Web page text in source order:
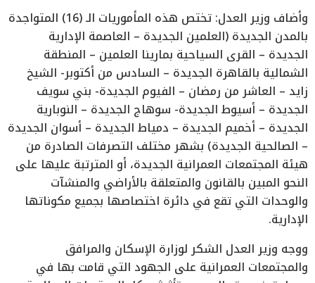
وأضاف وزير العدل: تختص هذه المأموريات الـ (16) المتواجدة
بالمدن الجديدة (العلمين الجديدة – العاصمة الإدارية
الجديدة – القرى السياحية بمارينا العلمين – المنطقة
الشمالية بالقاهرة الجديدة – السادس من أكتوبر- الشيخ
زايد – العاشر من رمضان – الفيوم الجديدة- بني سويف
الجديدة – أسيوط الجديدة- سوهاج الجديدة – النوبارية
الجديدة – أخميم الجديدة – دمياط الجديدة – أسوان الجديدة
– الصالحية الجديدة) بشهر مختلف التصرفات الصادرة من
هيئة المجتمعات العمرانية الجديدة، أو المترتبة عليها على
النحو المبين بالقانون والمتعلقة بالأراضي والمنشآت
والوحدات التي تقع في دائرة اختصاصها بجميع مكوناتها
الإدارية.
ووجه وزير العدل الشكر لوزارة الإسكان والمرافق
والمجتمعات العمرانية على الجهود التي قامت بها في